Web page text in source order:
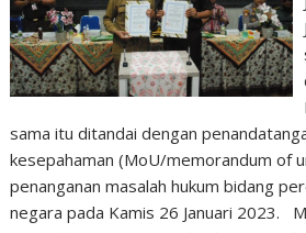
sama itu ditandai dengan
kesepahaman (MoU/memorandum of
penanganan masalah hukum bidang
negara pada Kamis 26 Januari 2023.